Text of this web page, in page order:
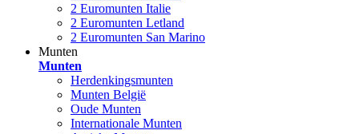
2 Euromunten Italie
2 Euromunten Letland
2 Euromunten San Marino
Munten
Munten
Herdenkingsmunten
Munten België
Oude Munten
Internationale Munten